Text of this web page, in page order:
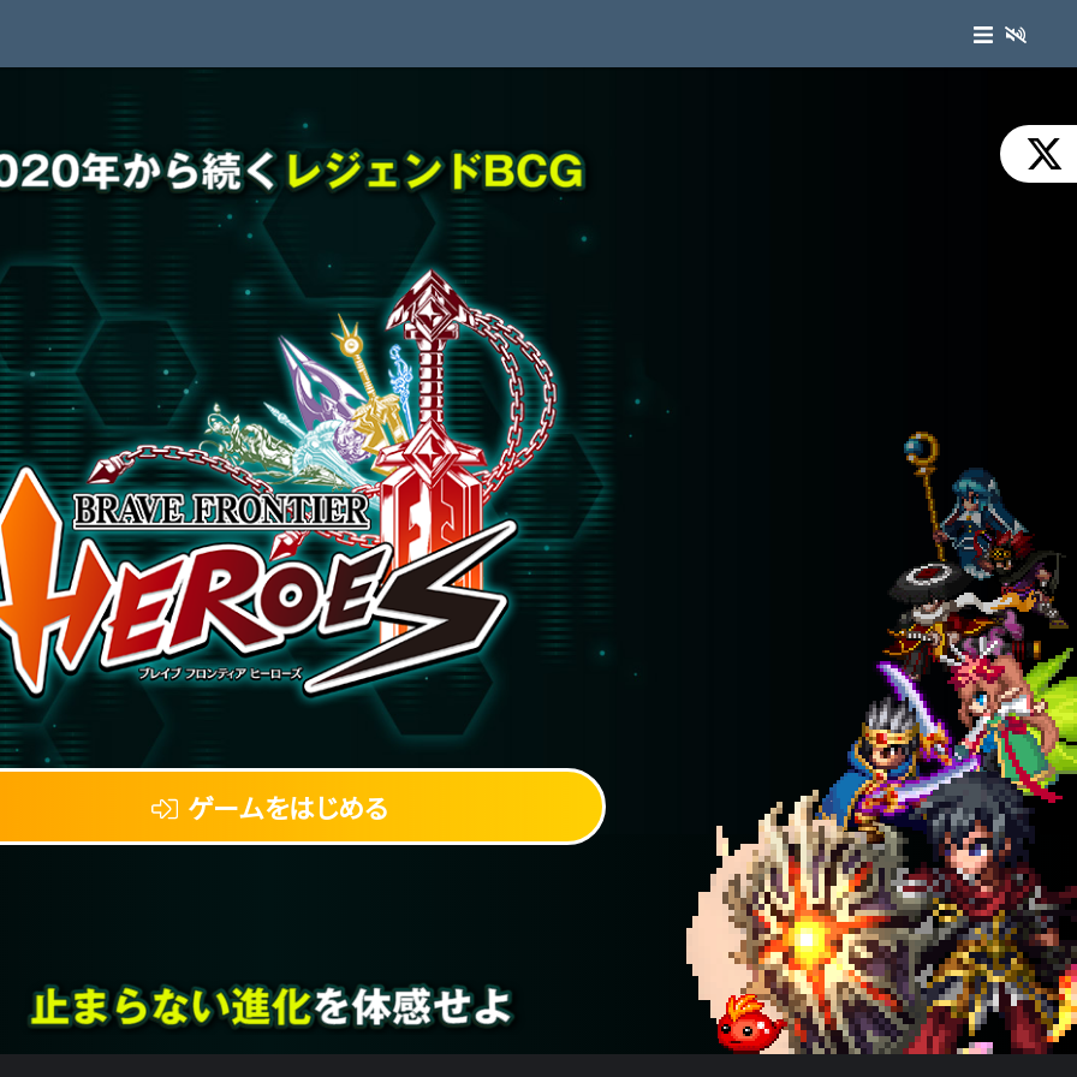
ゲームをはじめる